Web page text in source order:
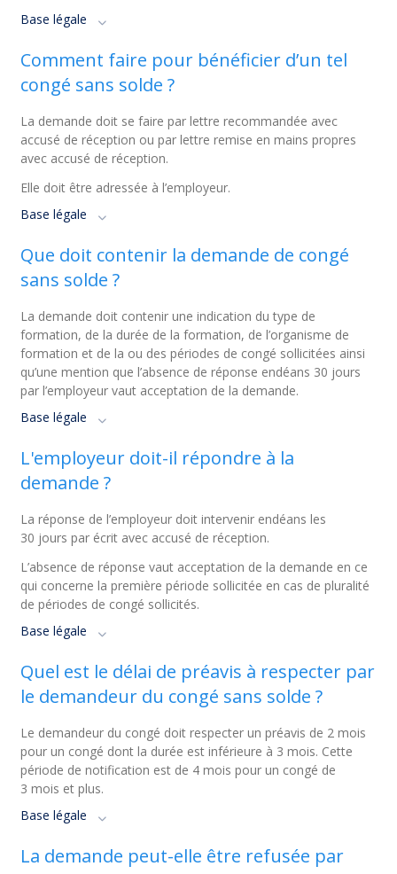
Base légale
Comment faire pour bénéficier d’un tel
congé sans solde ?
La demande doit se faire par lettre recommandée avec
accusé de réception ou par lettre remise en mains propres
avec accusé de réception.
Elle doit être adressée à l’employeur.
Base légale
Que doit contenir la demande de congé
sans solde ?
La demande doit contenir une indication du type de
formation, de la durée de la formation, de l’organisme de
formation et de la ou des périodes de congé sollicitées ainsi
qu’une mention que l’absence de réponse endéans 30 jours
par l’employeur vaut acceptation de la demande.
Base légale
L'employeur doit-il répondre à la
demande ?
La réponse de l’employeur doit intervenir endéans les
30 jours par écrit avec accusé de réception.
L’absence de réponse vaut acceptation de la demande en ce
qui concerne la première période sollicitée en cas de pluralité
de périodes de congé sollicités.
Base légale
Quel est le délai de préavis à respecter par
le demandeur du congé sans solde ?
Le demandeur du congé doit respecter un préavis de 2 mois
pour un congé dont la durée est inférieure à 3 mois. Cette
période de notification est de 4 mois pour un congé de
3 mois et plus.
Base légale
La demande peut-elle être refusée par